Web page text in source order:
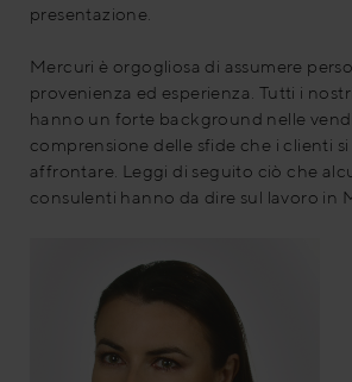
presentazione.
Mercuri è orgogliosa di assumere
provenienza ed esperienza. Tutti i
hanno un forte background nelle
comprensione delle sfide che i clienti
affrontare. Leggi di seguito ciò che
consulenti hanno da dire sul lavoro in